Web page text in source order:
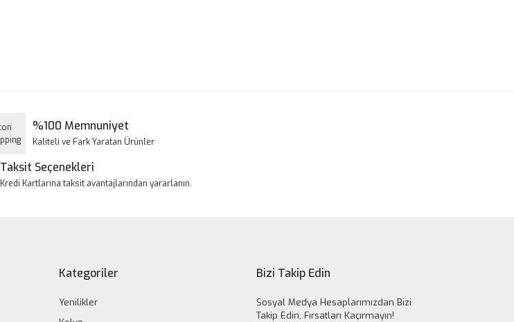
%100 Memnuniyet
Kaliteli ve Fark Yaratan Ürünler
Taksit Seçenekleri
Kredi Kartlarına taksit avantajlarından yararlanın.
Kategoriler
Yenilikler
Bizi Takip Edin
Sosyal Medya Hesaplarımızdan Bizi
Takip Edin, Fırsatları Kaçırmayın!